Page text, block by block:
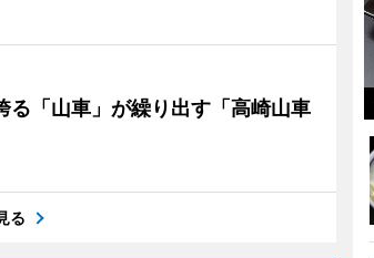
る「山車」が繰り出す「高崎山車
る